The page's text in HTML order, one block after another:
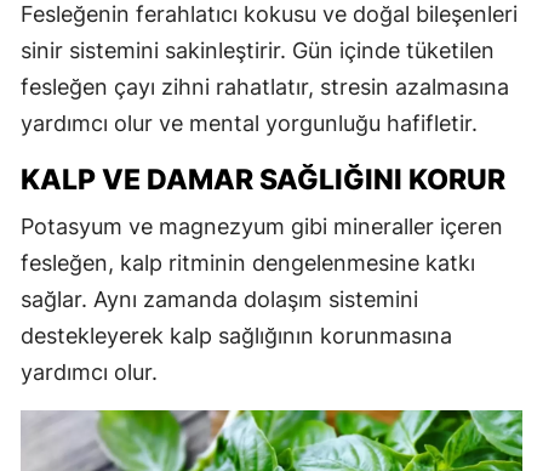
Fesleğenin ferahlatıcı kokusu ve doğal bileşenleri
sinir sistemini sakinleştirir. Gün içinde tüketilen
fesleğen çayı zihni rahatlatır, stresin azalmasına
yardımcı olur ve mental yorgunluğu hafifletir.
KALP VE DAMAR SAĞLIĞINI KORUR
Potasyum ve magnezyum gibi mineraller içeren
fesleğen, kalp ritminin dengelenmesine katkı
sağlar. Aynı zamanda dolaşım sistemini
destekleyerek kalp sağlığının korunmasına
yardımcı olur.